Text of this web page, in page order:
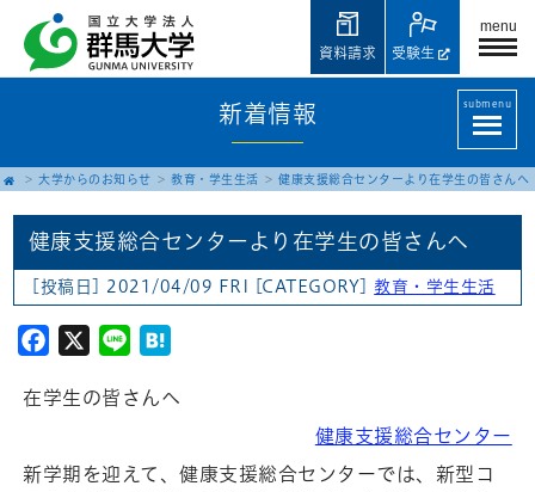
menu
受験生
資料請求
新着情報 submenu
大学からのお知らせ 教育・学生生活 健康支援総合センターより在学⽣の皆さんへ
健康支援総合センターより在学⽣の皆さんへ
[投稿日] 2021/04/09 FRI [CATEGORY] 教育・学生生活
Facebook
X Line
在学⽣の皆さんへ
健康支援総合センター
新学期を迎えて、健康⽀援総合センターでは、新型コ